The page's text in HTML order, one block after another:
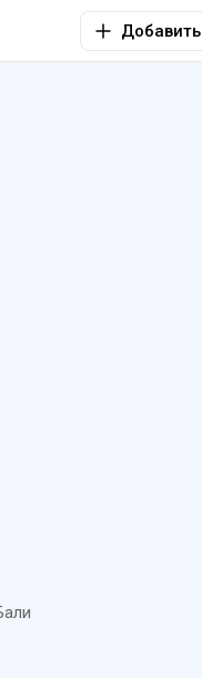
Добавить